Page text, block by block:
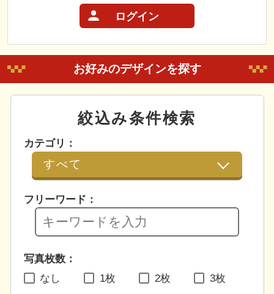
ログイン
お好みのデザインを探す
絞込み条件検索
カテゴリ：
フリーワード：
写真枚数：
なし
1枚 2枚 3枚